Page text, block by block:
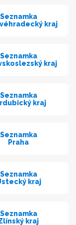
Seznamka
kraj
Seznamka
kraj
Seznamka
kraj
Seznamka
Praha
Seznamka
kraj
Seznamka
kraj